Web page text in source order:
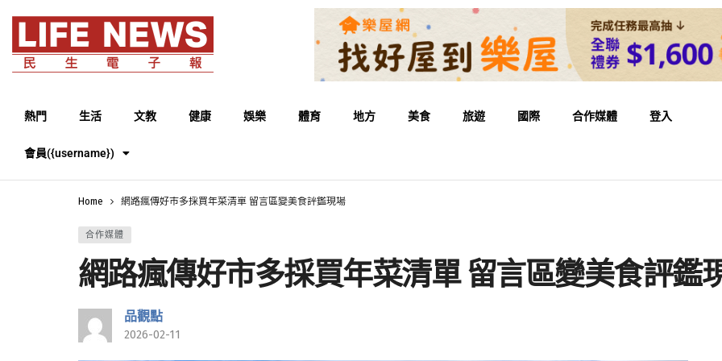
熱門 生活 文教 健康 娛樂 體育 地方 美食 旅遊 國際 合作媒體 登入
會員({username})
Home 網路瘋傳好市多採買年菜清單 留言區變美食評鑑現場
合作媒體
網路瘋傳好市多採買年菜清單 留言區變美食評鑑
品觀點
2026-02-11